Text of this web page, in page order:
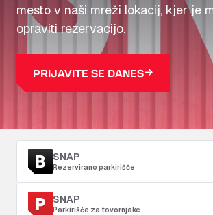
mesto v naši mreži lokacij, kjer je
opraviti rezervacijo.
PRIJAVITE SE DANES
SNAP
Rezervirano parkirišče
SNAP
Parkirišče za tovornjake